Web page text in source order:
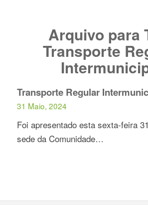
Arquivo para
Transporte
Transporte Regular
31 Maio, 2024
Foi apresentado esta sexta-feira
sede da Comunidade…